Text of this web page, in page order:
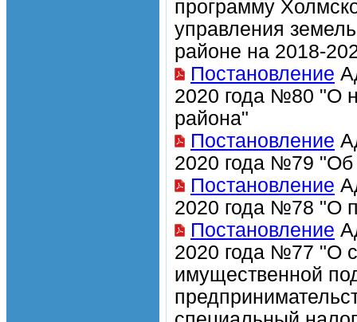
программу
управления
районе на 2018-
Постановление
2020 года №80 "О
района"
Постановление
2020 года №79 "Об
Постановление
2020 года №78 "О
Постановление
2020 года №77 "О
имущественной